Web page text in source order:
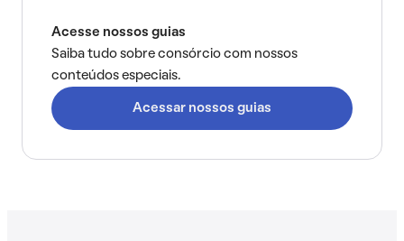
Acesse nossos guias
Saiba tudo sobre consórcio com nossos
conteúdos especiais.
Acessar nossos guias